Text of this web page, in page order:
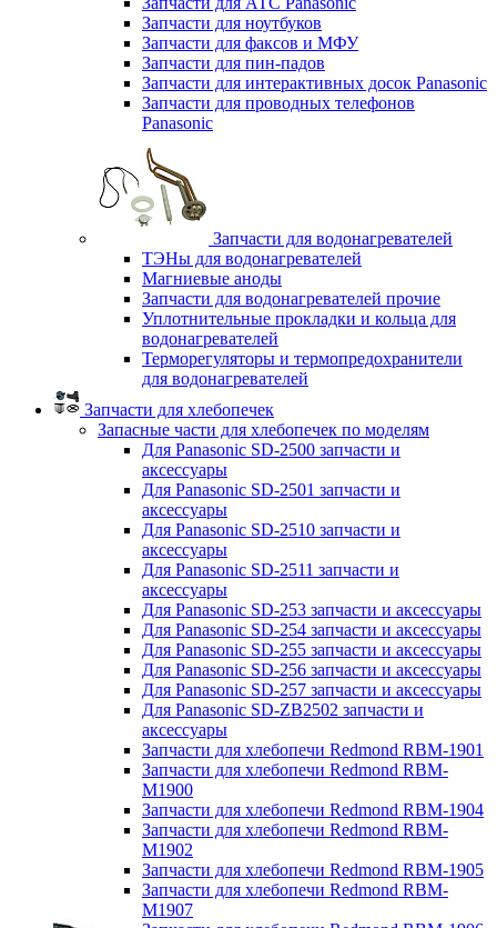
Запчасти для ноутбуков
Запчасти для факсов и МФУ
Запчасти для пин-падов
Запчасти для интерактивных досок Panasonic
Запчасти для проводных телефонов
Panasonic
Запчасти для водонагревателей
ТЭНы для водонагревателей
Магниевые аноды
Запчасти для водонагревателей прочие
Уплотнительные прокладки и кольца для
водонагревателей
Терморегуляторы и термопредохранители
для водонагревателей
Запчасти для хлебопечек
Запасные части для хлебопечек по моделям
Для Panasonic SD-2500 запчасти и
аксессуары
Для Panasonic SD-2501 запчасти и
аксессуары
Для Panasonic SD-2510 запчасти и
аксессуары
Для Panasonic SD-2511 запчасти и
аксессуары
Для Panasonic SD-253 запчасти и аксессуары
Для Panasonic SD-254 запчасти и аксессуары
Для Panasonic SD-255 запчасти и аксессуары
Для Panasonic SD-256 запчасти и аксессуары
Для Panasonic SD-257 запчасти и аксессуары
Для Panasonic SD-ZB2502 запчасти и
аксессуары
Запчасти для хлебопечи Redmond RBM-1901
Запчасти для хлебопечи Redmond RBM-
M1900
Запчасти для хлебопечи Redmond RBM-1904
Запчасти для хлебопечи Redmond RBM-
M1902
Запчасти для хлебопечи Redmond RBM-1905
Запчасти для хлебопечи Redmond RBM-
M1907